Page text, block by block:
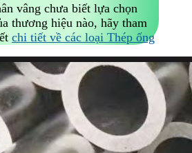
vâng chưa biết lựa chọn
thương hiệu nào, hãy tham
chi tiết về các loại Thép ống